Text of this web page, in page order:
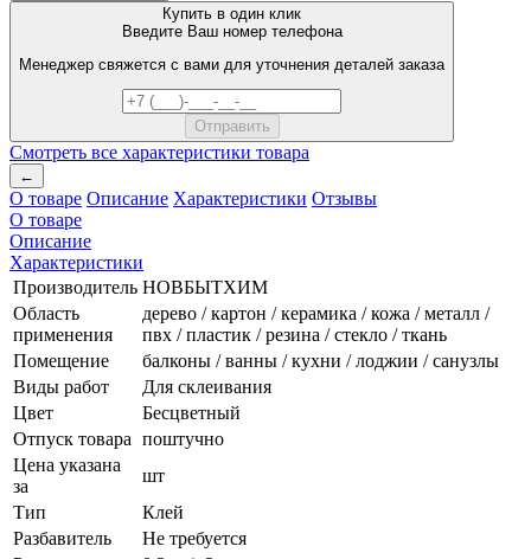
Купить в один клик
Введите Ваш номер телефона
Менеджер свяжется с вами для уточнения деталей заказа
Смотреть все характеристики товара
←
О товаре Описание Характеристики Отзывы
О товаре
Описание
Характеристики
Производитель НОВБЫТХИМ
Область
применения
дерево / картон / керамика / кожа / металл /
пвх / пластик / резина / стекло / ткань
Помещение
балконы / ванны / кухни / лоджии / санузлы
Виды работ
Для склеивания
Цвет
Бесцветный
Отпуск товара поштучно
Цена указана
за
шт
Тип
Клей
Разбавитель
Не требуется